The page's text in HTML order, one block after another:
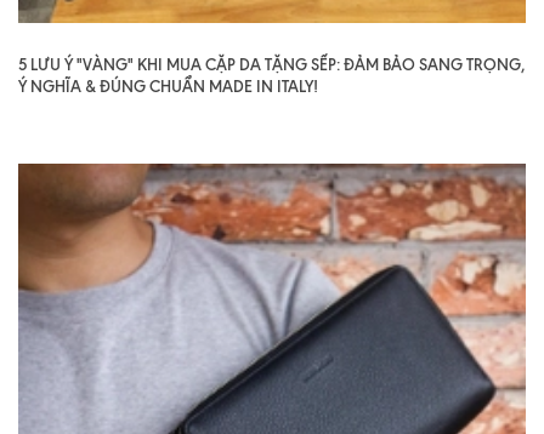
5 LƯU Ý "VÀNG" KHI MUA CẶP DA TẶNG SẾP: ĐẢM BẢO SANG TRỌNG,
Ý NGHĨA & ĐÚNG CHUẨN MADE IN ITALY!